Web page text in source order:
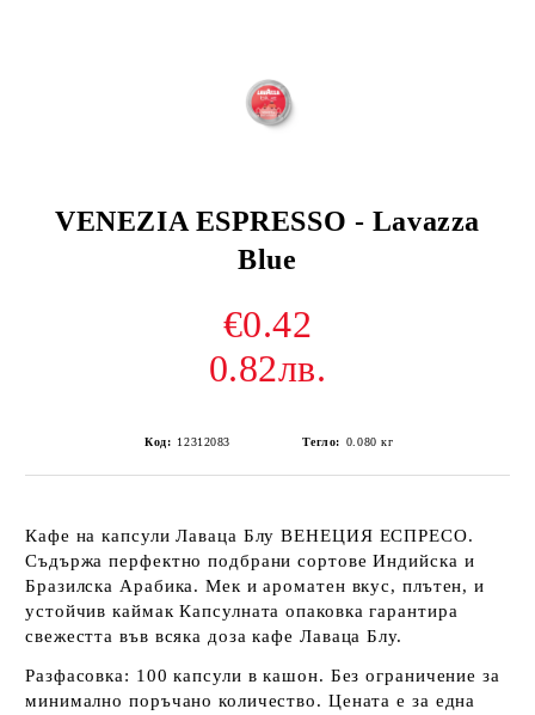
VENEZIA ESPRESSO - Lavazza
Blue
€0.42
0.82лв.
Код: 12312083 Тегло: 0.080 кг
Кафе на капсули Лаваца БлуВЕНЕЦИЯ ЕСПРЕСО.
Съдържа перфектно подбрани сортове Индийска и
Бразилска Арабика. Мек и ароматен вкус, плътен, и
устойчив каймак Капсулната опаковка гарантира
свежестта във всяка доза кафе Лаваца Блу.
Разфасовка: 100 капсули в кашон. Без ограничение за
минимално поръчано количество. Цената е за една